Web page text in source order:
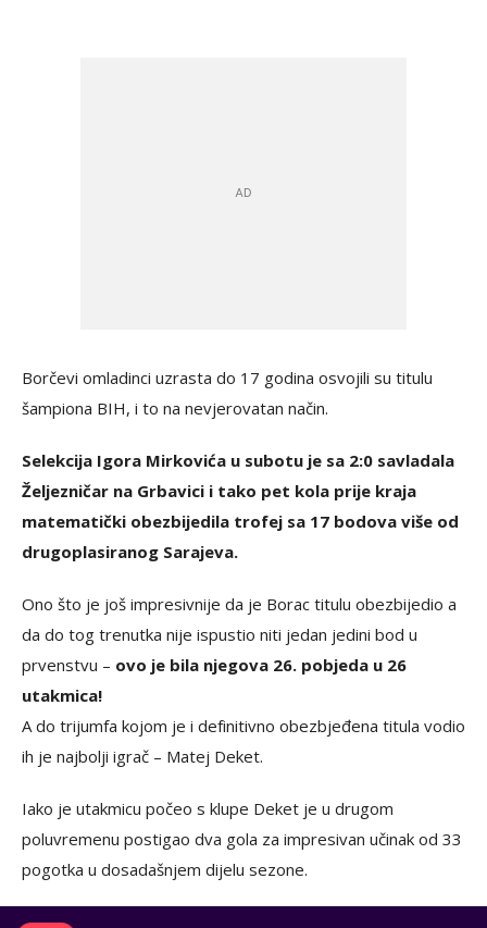
Borčevi omladinci uzrasta do 17 godina osvojili su titulu
šampiona BIH, i to na nevjerovatan način.
Selekcija Igora Mirkovića u subotu je sa 2:0 savladala
Željezničar na Grbavici i tako pet kola prije kraja
matematički obezbijedila trofej sa 17 bodova više od
drugoplasiranog Sarajeva.
Ono što je još impresivnije da je Borac titulu obezbijedio a
da do tog trenutka nije ispustio niti jedan jedini bod u
prvenstvu – ovo je bila njegova 26. pobjeda u 26
utakmica!
A do trijumfa kojom je i definitivno obezbjeđena titula vodio
ih je najbolji igrač – Matej Deket.
Iako je utakmicu počeo s klupe Deket je u drugom
poluvremenu postigao dva gola za impresivan učinak od 33
pogotka u dosadašnjem dijelu sezone.